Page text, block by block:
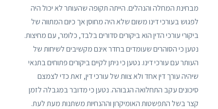
מבחינת המחלה והנהלים. הייתה תקופה שהעותר לא יכול היה
לפגוש בעורכי דינו משום שלא היה מחוסן אך כיום המתווה של
ביקורי עורכי הדין הוא ביקורים סדורים בלבד, כלומר, עם מחיצות.
נטען כי הסוהרים שעומדים בחדר אינם מקשיבים לשיחות של
העותר עם עורכי דינו. נטען כי ניתן לקיים ביקורים פתוחים בתנאי
שיהיה עורך דין אחד ולא צוות של עורכי דין, זאת כדי לצמצם
סיכונים עקב התחלואה הגבוהה. נטען כי מדובר במגבלה לזמן
קצר בשל התפשטות האומיקרון וההנחיות משתנות מעת לעת.